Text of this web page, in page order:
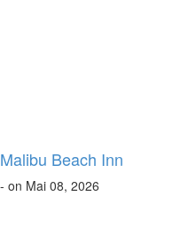
Malibu Beach Inn
- on Mai 08, 2026